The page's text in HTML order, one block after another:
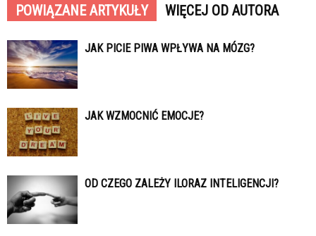
POWIĄZANE ARTYKUŁY WIĘCEJ OD AUTORA
JAK PICIE PIWA WPŁYWA NA MÓZG?
JAK WZMOCNIĆ EMOCJE?
OD CZEGO ZALEŻY ILORAZ INTELIGENCJI?